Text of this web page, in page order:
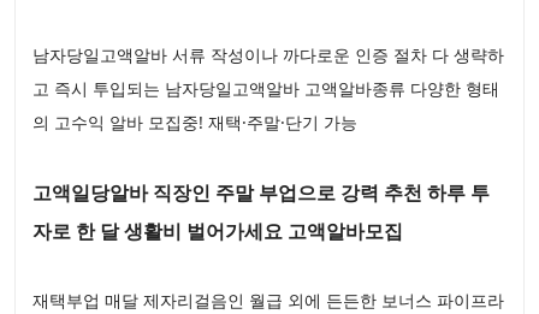
남자당일고액알바 서류 작성이나 까다로운 인증 절차 다 생략하
고 즉시 투입되는 남자당일고액알바 고액알바종류 다양한 형태
의 고수익 알바 모집중! 재택·주말·단기 가능
고액일당알바 직장인 주말 부업으로 강력 추천 하루 투
자로 한 달 생활비 벌어가세요 고액알바모집
재택부업 매달 제자리걸음인 월급 외에 든든한 보너스 파이프라